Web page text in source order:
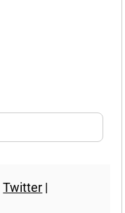
Twitter |